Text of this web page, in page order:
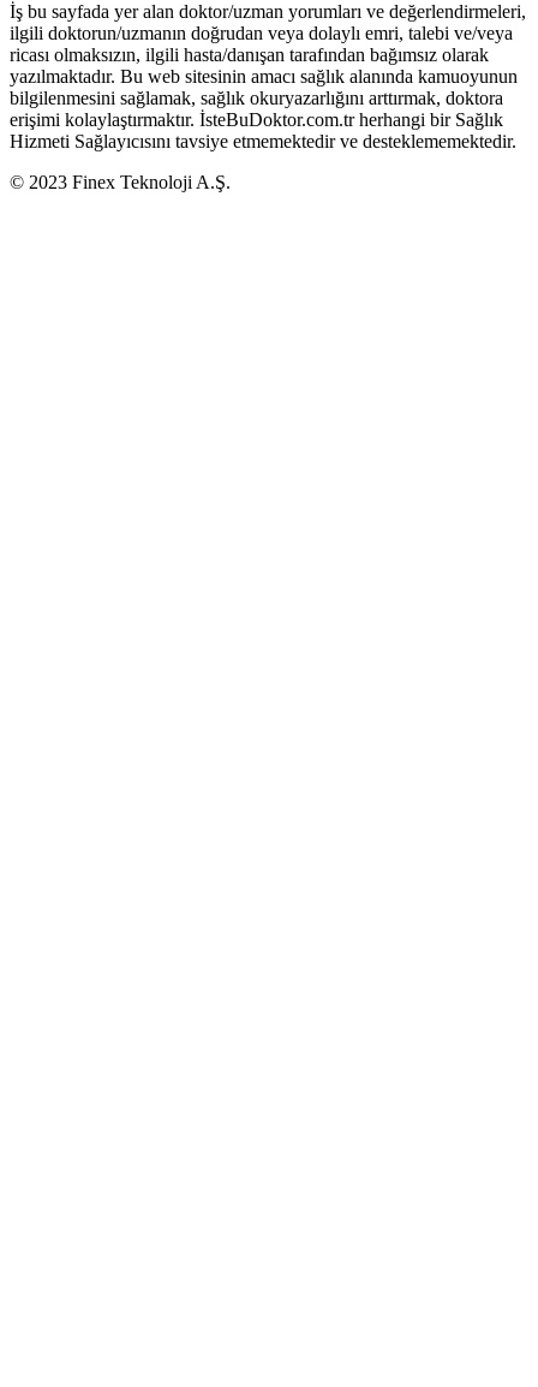
İş bu sayfada yer alan doktor/uzman yorumları ve değerlendirmeleri,
ilgili doktorun/uzmanın doğrudan veya dolaylı emri, talebi ve/veya
ricası olmaksızın, ilgili hasta/danışan tarafından bağımsız olarak
yazılmaktadır. Bu web sitesinin amacı sağlık alanında kamuoyunun
bilgilenmesini sağlamak, sağlık okuryazarlığını arttırmak, doktora
erişimi kolaylaştırmaktır. İsteBuDoktor.com.tr herhangi bir Sağlık
Hizmeti Sağlayıcısını tavsiye etmemektedir ve desteklememektedir.
© 2023 Finex Teknoloji A.Ş.